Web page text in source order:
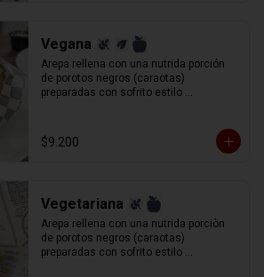
Vegana
Arepa rellena con una nutrida porción
de porotos negros (caraotas)
preparadas con sofrito estilo
$9.200
Vegetariana
Arepa rellena con una nutrida porciòn
de porotos negros (caraotas)
preparadas con sofrito estilo